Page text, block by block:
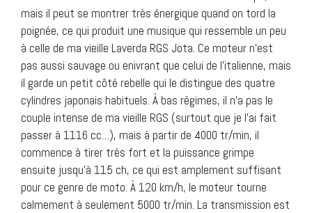
mais il peut se montrer très énergique quand on tord la
poignée, ce qui produit une musique qui ressemble un peu
à celle de ma vieille Laverda RGS Jota. Ce moteur n’est
pas aussi sauvage ou enivrant que celui de l’italienne, mais
il garde un petit côté rebelle qui le distingue des quatre
cylindres japonais habituels. À bas régimes, il n’a pas le
couple intense de ma vieille RGS (surtout que je l’ai fait
passer à 1116 cc…), mais à partir de 4000 tr/min, il
commence à tirer très fort et la puissance grimpe
ensuite jusqu’à 115 ch, ce qui est amplement suffisant
pour ce genre de moto. À 120 km/h, le moteur tourne
calmement à seulement 5000 tr/min. La transmission est